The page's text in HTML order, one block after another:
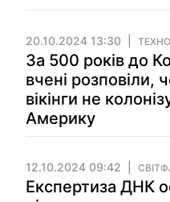
20.10.2024 13:30
За 500 років до
вчені розповіли,
вікінги не
Америку
12.10.2024 09:42
Експертиза ДНК